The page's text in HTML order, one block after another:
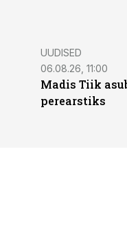
UUDISED
06.08.26, 11:00
Madis Tiik
perearstiks